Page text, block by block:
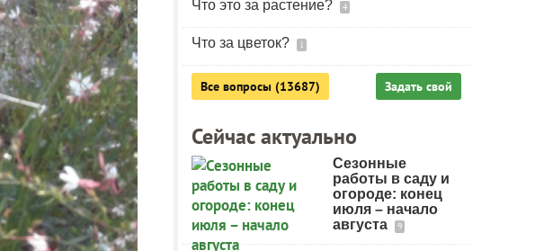
Что это за растение? 4
Что за цветок? 1
Все вопросы (13687) Задать свой
Сейчас актуально
Сезонные
работы в саду и
огороде: конец
июля – начало
августа
9